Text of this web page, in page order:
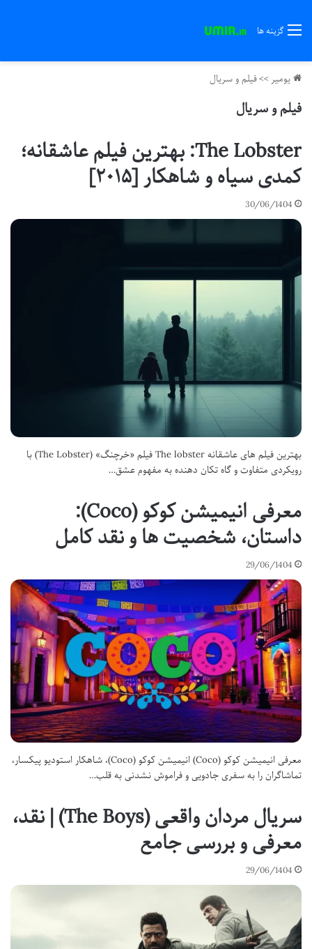
گزینه ها
یومیر>>فیلم و سریال
فیلم و سریال
The Lobster: بهترین فیلم عاشقانه؛
کمدی سیاه و شاهکار [۲۰۱۵]
30/06/1404
بهترین فیلم های عاشقانه The lobster فیلم «خرچنگ» (The Lobster) با
رویکردی متفاوت و گاه تکان دهنده به مفهوم عشق…
معرفی انیمیشن کوکو (Coco):
داستان، شخصیت ها و نقد کامل
29/06/1404
معرفی انیمیشن کوکو (Coco) انیمیشن کوکو (Coco)، شاهکار استودیو پیکسار،
تماشاگران را به سفری جادویی و فراموش نشدنی به قلب…
سریال مردان واقعی (The Boys) | نقد،
معرفی و بررسی جامع
29/06/1404